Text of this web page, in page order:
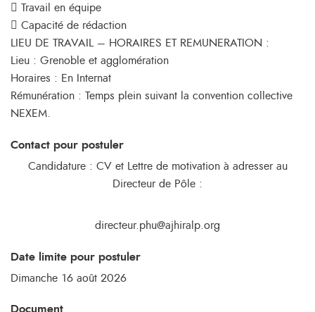
 Travail en équipe
 Capacité de rédaction
LIEU DE TRAVAIL – HORAIRES ET REMUNERATION :
Lieu : Grenoble et agglomération
Horaires : En Internat
Rémunération : Temps plein suivant la convention collective
NEXEM.
Contact pour postuler
Candidature : CV et Lettre de motivation à adresser au
Directeur de Pôle :
directeur.phu@ajhiralp.org
Date limite pour postuler
Dimanche 16 août 2026
Document